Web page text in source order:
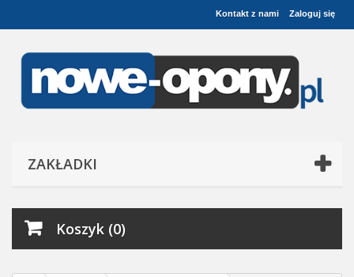
Zaloguj się
Kontakt z nami
ZAKŁADKI
Koszyk (0)